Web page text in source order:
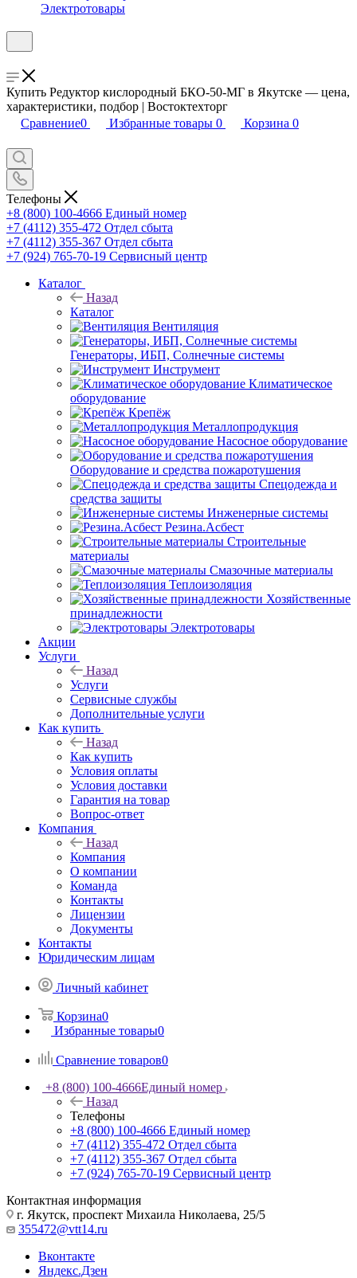
Электротовары
Купить Редуктор кислородный БКО-50-МГ в Якутске — цена,
характеристики, подбор | Востоктехторг
Сравнение0 Избранные товары 0 Корзина 0
Телефоны
+8 (800) 100-4666 Единый номер
+7 (4112) 355-472 Отдел сбыта
+7 (4112) 355-367 Отдел сбыта
+7 (924) 765-70-19 Сервисный центр
Каталог
Назад
Каталог
Вентиляция
Генераторы, ИБП, Солнечные системы
Инструмент
Климатическое
оборудование
Крепёж
Металлопродукция
Насосное оборудование
Оборудование и средства пожаротушения
Спецодежда и
средства защиты
Инженерные системы
Резина.Асбест
Строительные
материалы
Смазочные материалы
Теплоизоляция
Хозяйственные
принадлежности
Электротовары
Акции
Услуги
Назад
Услуги
Сервисные службы
Дополнительные услуги
Как купить
Назад
Как купить
Условия оплаты
Условия доставки
Гарантия на товар
Вопрос-ответ
Компания
Назад
Компания
О компании
Команда
Контакты
Лицензии
Документы
Контакты
Юридическим лицам
Личный кабинет
Корзина0
Избранные товары0
Сравнение товаров0
+8 (800) 100-4666Единый номер
Назад
Телефоны
+8 (800) 100-4666 Единый номер
+7 (4112) 355-472 Отдел сбыта
+7 (4112) 355-367 Отдел сбыта
+7 (924) 765-70-19 Сервисный центр
Контактная информация
г. Якутск, проспект Михаила Николаева, 25/5
355472@vtt14.ru
Вконтакте
Яндекс.Дзен